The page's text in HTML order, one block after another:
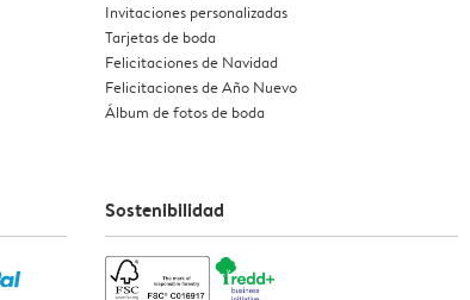
Invitaciones personalizadas
Tarjetas de boda
Felicitaciones de Navidad
Felicitaciones de Año Nuevo
Álbum de fotos de boda
Sostenibilidad